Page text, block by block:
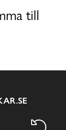
till